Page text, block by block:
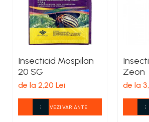
Insecticid Mospilan
20 SG
de la 2,20 Lei
VEZI VARIANTE
Zeon
de la